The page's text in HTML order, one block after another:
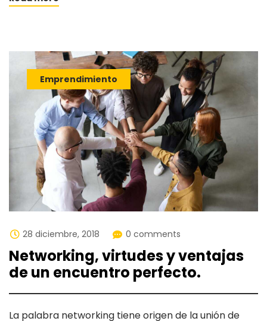
Emprendimiento
28 diciembre, 2018 0 comments
Networking, virtudes y ventajas
de un encuentro perfecto.
La palabra networking tiene origen de la unión de